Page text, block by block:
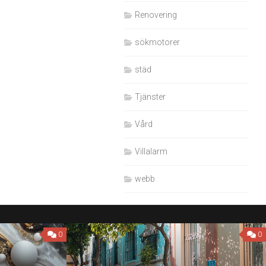
Renovering
sökmotorer
städ
Tjänster
Vård
Villalarm
webb
0 0